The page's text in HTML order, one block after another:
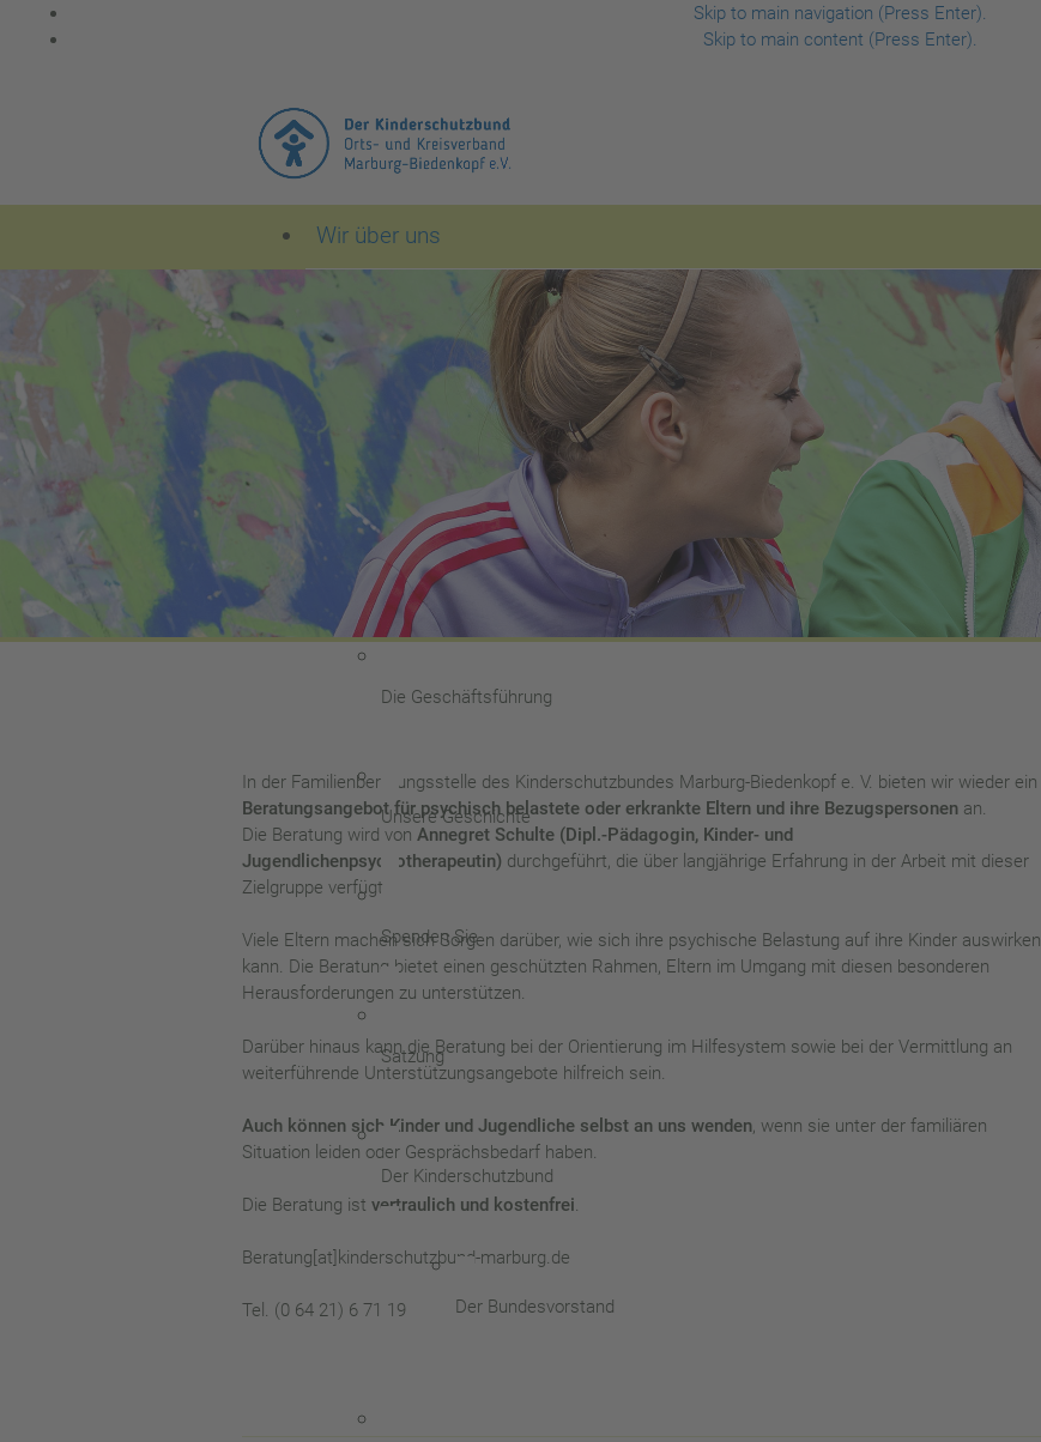
Skip to main navigation (Press Enter).
Skip to main content (Press Enter).
Wir über uns
Der Kinderschutzbund Orts- und Kreisverband Marburg-Biedenkopf e. V.
Leitbild des Kinderschutzbundes
Der Vorstand
Die Geschäftsführung
Unsere Geschichte
Spenden Sie
Satzung
Der Kinderschutzbund
Der Bundesvorstand
In der Familienberatungsstelle des Kinderschutzbundes Marburg-Biedenkopf e. V. bieten wir wieder ein
Beratungsangebot für psychisch belastete oder erkrankte Eltern und ihre Bezugspersonen an.
Die Beratung wird von Annegret Schulte (Dipl.-Pädagogin, Kinder- und
Jugendlichenpsychotherapeutin) durchgeführt, die über langjährige Erfahrung in der Arbeit mit dieser
Zielgruppe verfügt.
Viele Eltern machen sich Sorgen darüber, wie sich ihre psychische Belastung auf ihre Kinder auswirken
kann. Die Beratung bietet einen geschützten Rahmen, Eltern im Umgang mit diesen besonderen
Herausforderungen zu unterstützen.
Darüber hinaus kann die Beratung bei der Orientierung im Hilfesystem sowie bei der Vermittlung an
weiterführende Unterstützungsangebote hilfreich sein.
Auch können sich Kinder und Jugendliche selbst an uns wenden , wenn sie unter der familiären
Situation leiden oder Gesprächsbedarf haben.
Die Beratung ist vertraulich und kostenfrei
Beratung[at]kinderschutzbund-marburg.de
Tel. (0 64 21) 6 71 19